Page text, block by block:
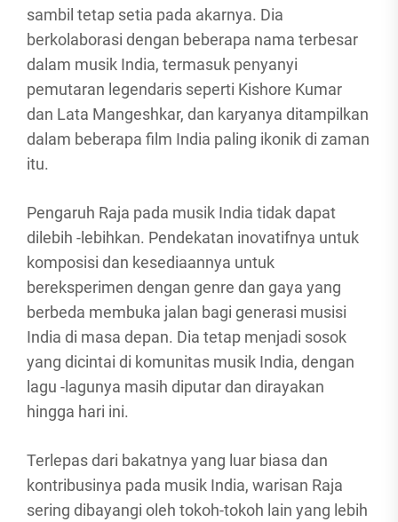
sambil tetap setia pada akarnya. Dia
berkolaborasi dengan beberapa nama terbesar
dalam musik India, termasuk penyanyi
pemutaran legendaris seperti Kishore Kumar
dan Lata Mangeshkar, dan karyanya ditampilkan
dalam beberapa film India paling ikonik di zaman
itu.
Pengaruh Raja pada musik India tidak dapat
dilebih -lebihkan. Pendekatan inovatifnya untuk
komposisi dan kesediaannya untuk
bereksperimen dengan genre dan gaya yang
berbeda membuka jalan bagi generasi musisi
India di masa depan. Dia tetap menjadi sosok
yang dicintai di komunitas musik India, dengan
lagu -lagunya masih diputar dan dirayakan
hingga hari ini.
Terlepas dari bakatnya yang luar biasa dan
kontribusinya pada musik India, warisan Raja
sering dibayangi oleh tokoh-tokoh lain yang lebih